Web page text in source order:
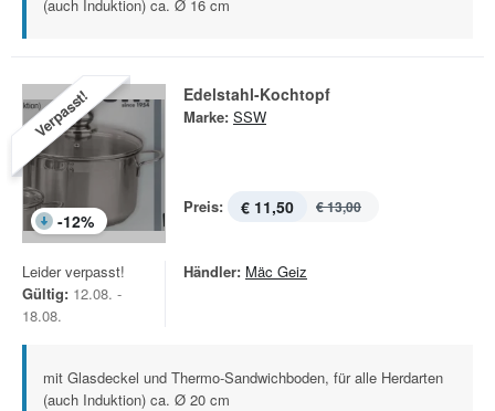
(auch Induktion) ca. Ø 16 cm
Verpasst!
-12%
Edelstahl-Kochtopf
Marke: SSW
Preis: € 11,50 € 13,00
Leider verpasst!
Gültig: 12.08. -
18.08.
Händler: Mäc Geiz
mit Glasdeckel und Thermo-Sandwichboden, für alle Herdarten
(auch Induktion) ca. Ø 20 cm